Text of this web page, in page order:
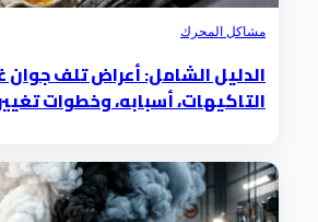
مشاكل المحرك
الدليل الشامل: أعراض تلف جوان
التاكيهات، أسبابه، وخطوات